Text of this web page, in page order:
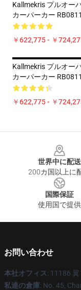
Kallmekris プルオー
カーパーカー RB0811
￥622,775 - ￥
Kallmekris プルオー
カーパーカー RB0811
￥622,775 - ￥
世界中に配送
200カ国以上に
国際保証
使用国で提供
お問い合わせ
本社オフィス: 11186
私達の倉庫: No. 45,